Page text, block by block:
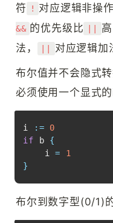
符
! 对应逻辑非操
&& 的优先级比
法，
对应逻辑加
布尔值并不会隐式
必须使用一个显式
i :=
0
if b {
    i
=
1
}
布尔到数字型(0/1)